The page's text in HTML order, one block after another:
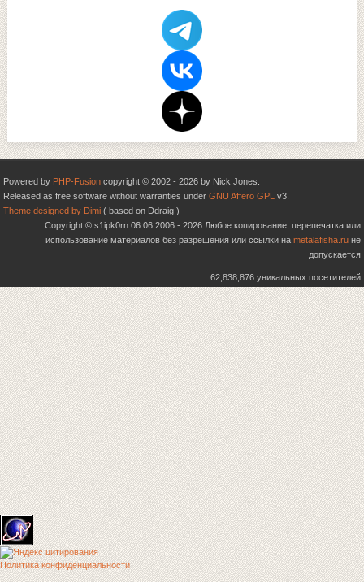
Powered by PHP-Fusion copyright © 2002 - 2026 by Nick Jones.
Released as free software without warranties under GNU Affero GPL v3.
Theme designed by Dimi ( based on Ddraig )
Copyright © s1ipk0rn 06.06.2006 - 2026 Любое копирование, перепечатка или
использование материалов без разрешения или ссылки на metalafisha.ru не
допускается
62,838,876 уникальных посетителей
Политика конфиденциальности